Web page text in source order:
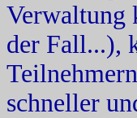
Verwaltung
der Fall...),
schneller